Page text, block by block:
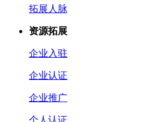
拓展人脉
资源拓展
企业入驻
企业认证
企业推广
个人认证